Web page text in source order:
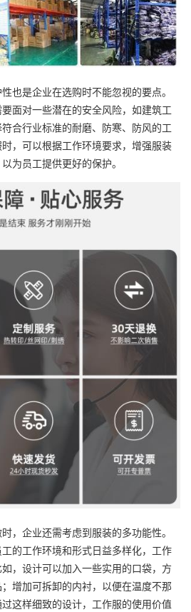
也是企业在选购时不能忽视的要点。
面对一些潜在的安全风险，如建筑工
合行业标准的耐磨、防寒、防风的工
，可以根据工作环境要求，增强服装
为员工提供更好的保护。
，企业还需考虑到服装的多功能性。
的工作环境和形式日益多样化，工作
，设计可以加入一些实用的口袋，方
增加可拆卸的内衬，以便在温度不那
这样细致的设计，工作服的使用价值